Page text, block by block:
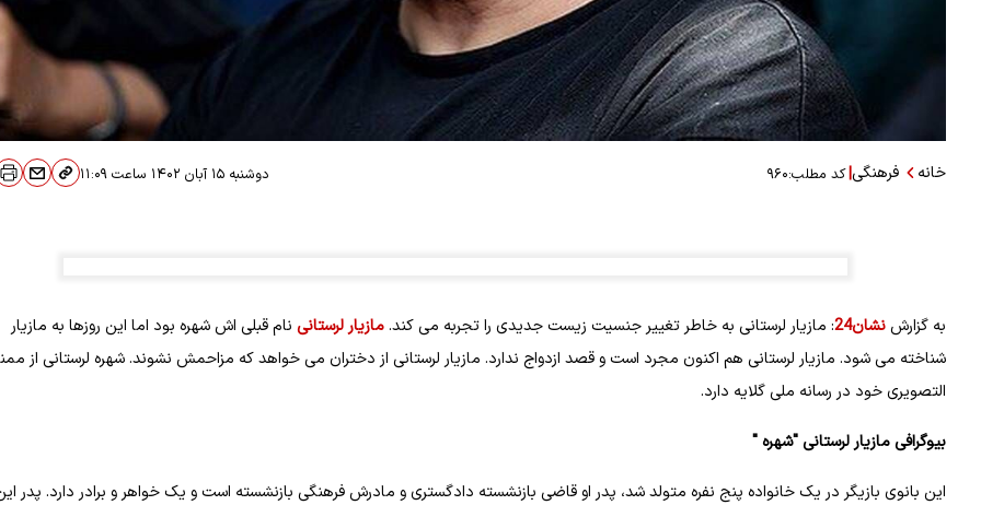
خانه فرهنگی|کد مطلب:۹۶۰ دوشنبه ۱۵ آبان ۱۴۰۲ ساعت
به گزارشنشان24 : مازیار لرستانی به خاطر تغییر جنسیت زیست جدیدی را تجربه می کند.مازیار لرستانی نام قبلی اش شهره بود اما این روزها به مازیار
شناخته می شود. مازیار لرستانی هم اکنون مجرد است و قصد ازدواج ندارد. مازیار لرستانی از دختران می خواهد که مزاحمش نشوند. شهره لرستانی از
التصویری خود در رسانه ملی گلایه دارد.
بیوگرافی مازیار لرستانی "شهره "
این بانوی بازیگر در یک خانواده پنج نفره متولد شد، پدر او قاضی بازنشسته دادگستری و مادرش فرهنگی بازنشسته است و یک خواهر و برادر دارد. پدر